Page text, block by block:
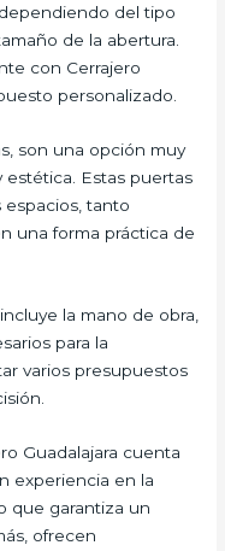
del tipo
de la abertura.
con Cerrajero
personalizado.
son una opción muy
Estas puertas
tanto
una forma práctica de
la mano de obra,
para la
varios presupuestos
Guadalajara cuenta
experiencia en la
que garantiza un
ofrecen